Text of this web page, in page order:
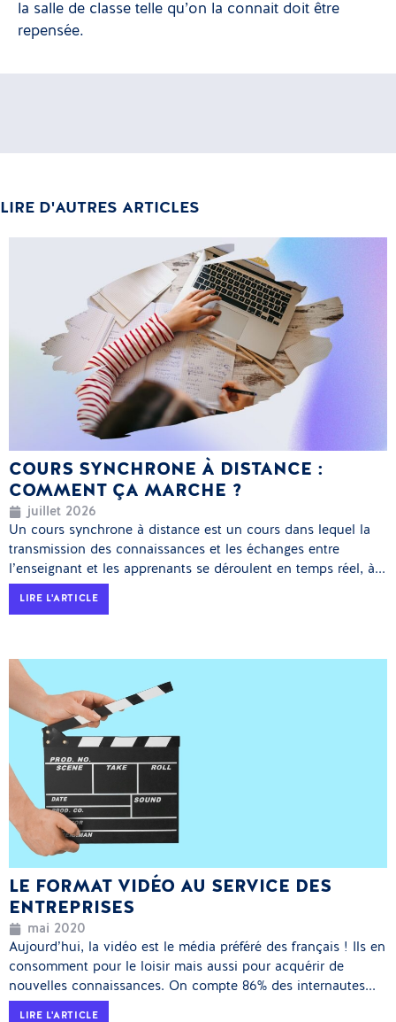
la salle de classe telle qu’on la connait doit être
repensée.
LIRE D'AUTRES ARTICLES
COURS SYNCHRONE À DISTANCE :
COMMENT ÇA MARCHE ?
juillet 2026
Un cours synchrone à distance est un cours dans lequel la
transmission des connaissances et les échanges entre
l’enseignant et les apprenants se déroulent en temps réel, à...
LIRE L'ARTICLE
LE FORMAT VIDÉO AU SERVICE DES
ENTREPRISES
mai 2020
Aujourd’hui, la vidéo est le média préféré des français ! Ils en
consomment pour le loisir mais aussi pour acquérir de
nouvelles connaissances. On compte 86% des internautes...
LIRE L'ARTICLE